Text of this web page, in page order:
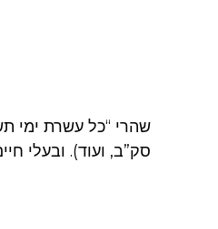
שהרי “כל עשרת ימי
סק”ב, ועוד). ובעלי